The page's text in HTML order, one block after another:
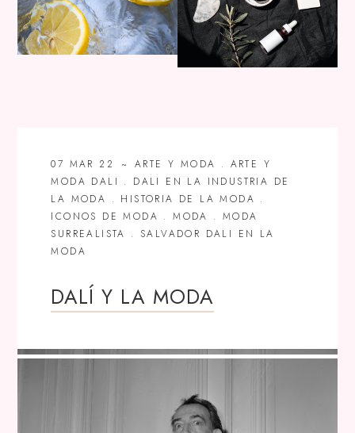
07 MAR 22 ARTE Y MODA . ARTE Y
MODA DALI . DALI EN LA INDUSTRIA DE
LA MODA . HISTORIA DE LA MODA .
ICONOS DE MODA .MODA .MODA
SURREALISTA . SALVADOR DALI EN LA
MODA
DALÍ Y LA MODA